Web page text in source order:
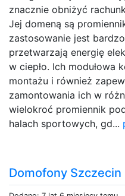
znacznie obniżyć
Jej domeną są
zastosowanie jest
przetwarzają energię
w ciepło. Ich modułowa
montażu i również
zamontowania ich w
wielokroć promiennik
halach sportowych, gd...
Domofony Szczecin